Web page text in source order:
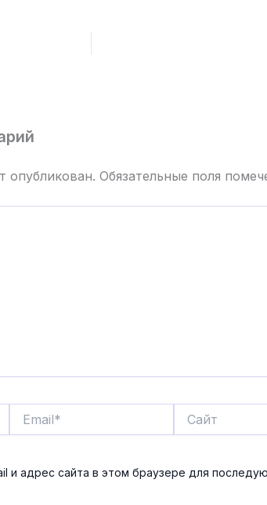
опубликован. Обязательные поля
и адрес сайта в этом браузере для